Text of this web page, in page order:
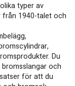
typer av
från 1940-talet och
Du
och
för att du